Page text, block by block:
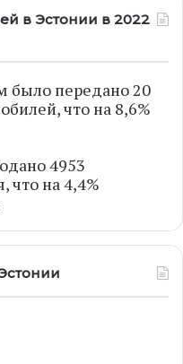
в Эстонии в 2022
было передано 20
что на 8,6%
4953
что на 4,4%